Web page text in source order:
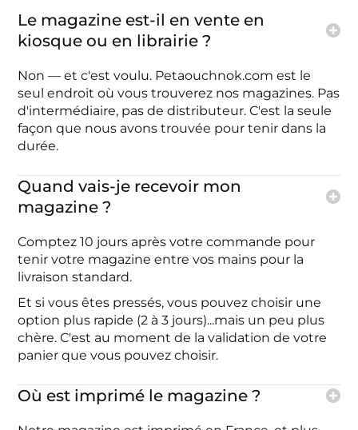
Le magazine est-il en vente en
kiosque ou en librairie ?
Non — et c'est voulu. Petaouchnok.com est le
seul endroit où vous trouverez nos magazines. Pas
d'intermédiaire, pas de distributeur. C'est la seule
façon que nous avons trouvée pour tenir dans la
durée.
Quand vais-je recevoir mon
magazine ?
Comptez 10 jours après votre commande pour
tenir votre magazine entre vos mains pour la
livraison standard.
Et si vous êtes pressés, vous pouvez choisir une
option plus rapide (2 à 3 jours)...mais un peu plus
chère. C'est au moment de la validation de votre
panier que vous pouvez choisir.
Où est imprimé le magazine ?